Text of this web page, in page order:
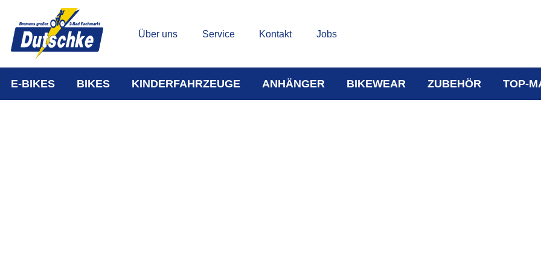
Über uns Service Kontakt Jobs
E-BIKES BIKES KINDERFAHRZEUGE ANHÄNGER BIKEWEAR ZUBEHÖR TOP-